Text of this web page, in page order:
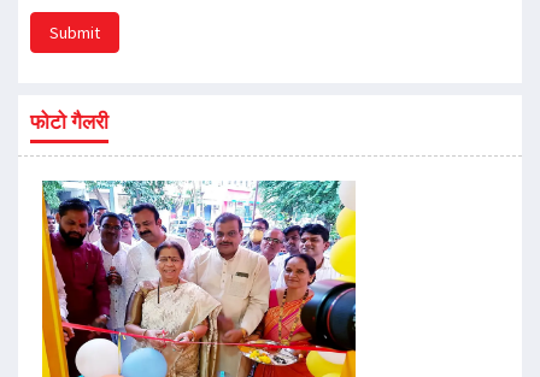
Submit
फोटो गैलरी